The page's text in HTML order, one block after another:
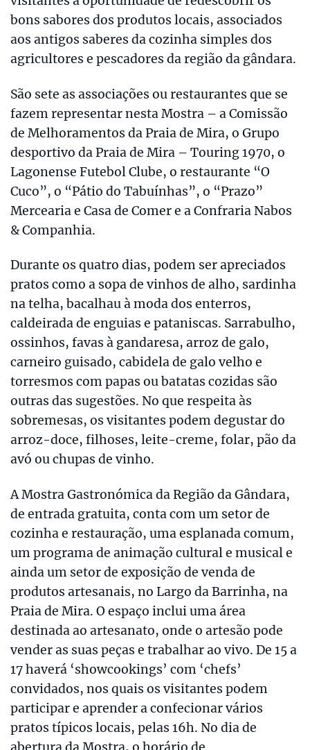
bons sabores dos produtos locais, associados
aos antigos saberes da cozinha simples dos
agricultores e pescadores da região da gândara.
São sete as associações ou restaurantes que se
fazem representar nesta Mostra – a Comissão
de Melhoramentos da Praia de Mira, o Grupo
desportivo da Praia de Mira – Touring 1970, o
Lagonense Futebol Clube, o restaurante “O
Cuco”, o “Pátio do Tabuínhas”, o “Prazo”
Mercearia e Casa de Comer e a Confraria Nabos
& Companhia.
Durante os quatro dias, podem ser apreciados
pratos como a sopa de vinhos de alho, sardinha
na telha, bacalhau à moda dos enterros,
caldeirada de enguias e pataniscas. Sarrabulho,
ossinhos, favas à gandaresa, arroz de galo,
carneiro guisado, cabidela de galo velho e
torresmos com papas ou batatas cozidas são
outras das sugestões. No que respeita às
sobremesas, os visitantes podem degustar do
arroz-doce, filhoses, leite-creme, folar, pão da
avó ou chupas de vinho.
A Mostra Gastronómica da Região da Gândara,
de entrada gratuita, conta com um setor de
cozinha e restauração, uma esplanada comum,
um programa de animação cultural e musical e
ainda um setor de exposição de venda de
produtos artesanais, no Largo da Barrinha, na
Praia de Mira. O espaço inclui uma área
destinada ao artesanato, onde o artesão pode
vender as suas peças e trabalhar ao vivo. De 15 a
17 haverá ‘showcookings’ com ‘chefs’
convidados, nos quais os visitantes podem
participar e aprender a confecionar vários
pratos típicos locais, pelas 16h. No dia de